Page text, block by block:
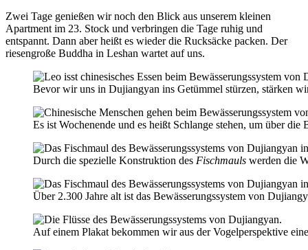
Zwei Tage genießen wir noch den Blick aus unserem kleinen
Apartment im 23. Stock und verbringen die Tage ruhig und
entspannt. Dann aber heißt es wieder die Rucksäcke packen. Der
riesengroße Buddha in Leshan wartet auf uns.
Bevor wir uns in Dujiangyan ins Getümmel stürzen, stärken
Es ist Wochenende und es heißt Schlange stehen, um über
Durch die spezielle Konstruktion des Fischmauls werden die
Über 2.300 Jahre alt ist das Bewässerungssystem von
Auf einem Plakat bekommen wir aus der Vogelperspektive